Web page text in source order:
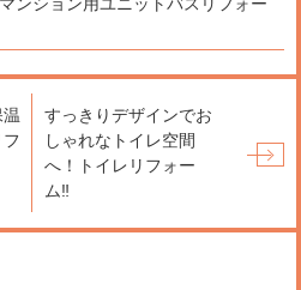
すっきりデザインでお
しゃれなトイレ空間
へ！トイレリフォー
ム‼